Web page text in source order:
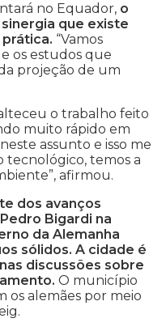
no Equador, o
que existe
“Vamos
os estudos que
projeção de um
o trabalho feito
muito rápido em
assunto e isso me
tecnológico, temos a
afirmou.
dos avanços
Bigardi na
da Alemanha
sólidos. A cidade é
discussões sobre
O município
os alemães por meio